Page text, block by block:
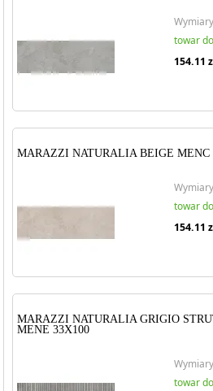
towar
154.11
MARAZZI NATURALIA BEIGE MENC
towar
154.11
MARAZZI NATURALIA GRIGIO
MENE 33X100
towar